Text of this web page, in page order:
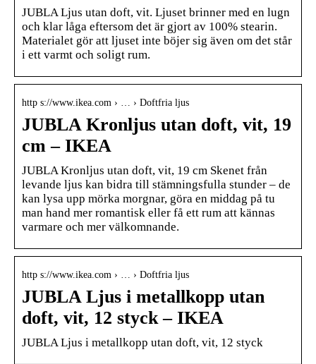
JUBLA Ljus utan doft, vit. Ljuset brinner med en lugn
och klar låga eftersom det är gjort av 100% stearin.
Materialet gör att ljuset inte böjer sig även om det står
i ett varmt och soligt rum.
http s://www.ikea.com › … › Doftfria ljus
JUBLA Kronljus utan doft, vit, 19
cm – IKEA
JUBLA Kronljus utan doft, vit, 19 cm Skenet från
levande ljus kan bidra till stämningsfulla stunder – de
kan lysa upp mörka morgnar, göra en middag på tu
man hand mer romantisk eller få ett rum att kännas
varmare och mer välkomnande.
http s://www.ikea.com › … › Doftfria ljus
JUBLA Ljus i metallkopp utan
doft, vit, 12 styck – IKEA
JUBLA Ljus i metallkopp utan doft, vit, 12 styck